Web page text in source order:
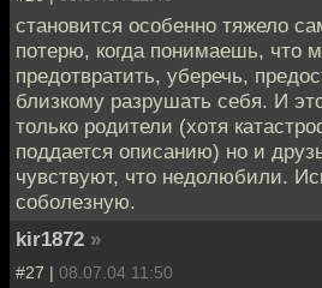
становится особенно тяжело
потерю, когда понимаешь, что
предотвратить, уберечь,
близкому разрушать себя. И
только родители (хотя
поддается описанию) но и
чувствуют, что недолюбили.
соболезную.
kir1872 »
#27 | 08.07.04 11:50